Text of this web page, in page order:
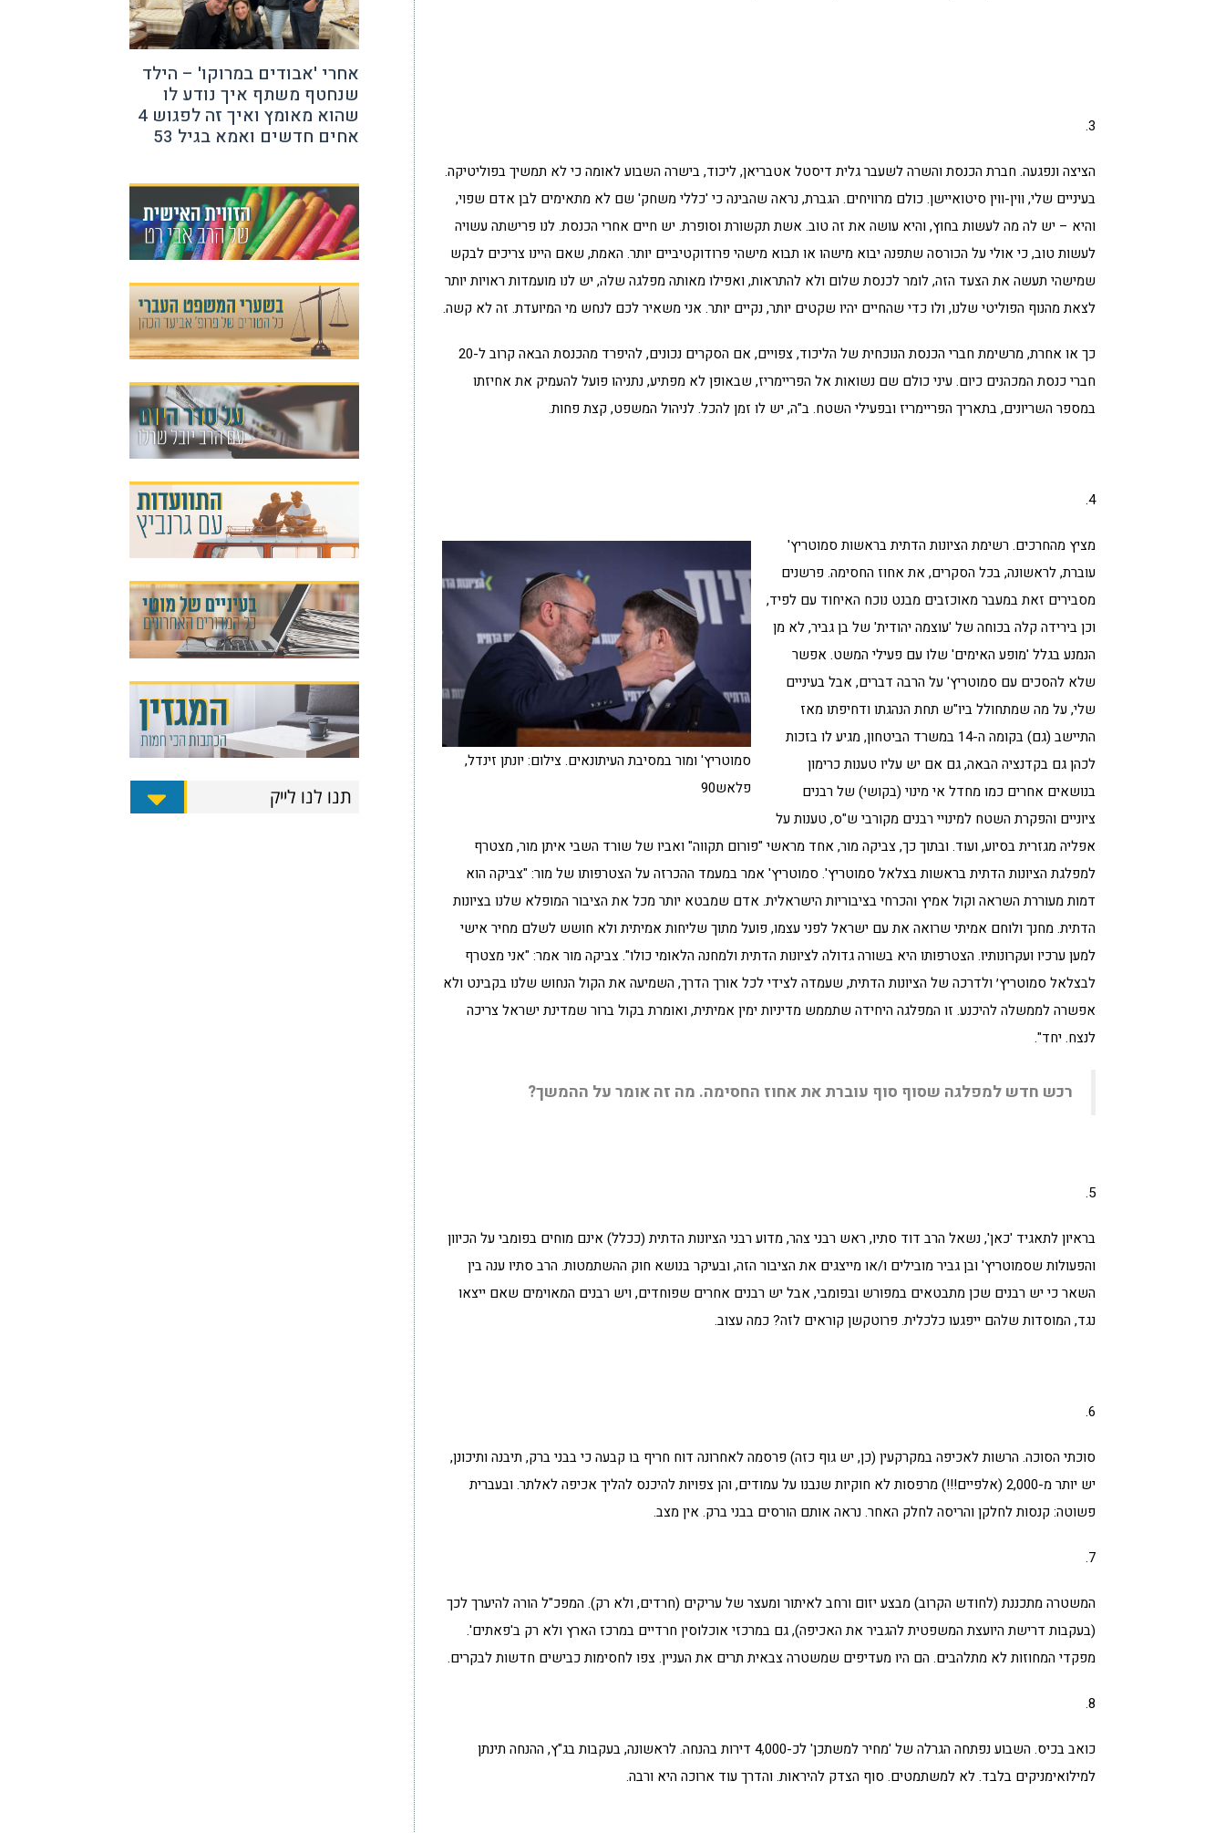
3.
הציצה ונפגעה. חברת הכנסת והשרה לשעבר גלית דיסטל אטבריאן, ליכוד, בישרה השבוע לאומה כי לא תמשיך בפוליטיקה.
בעיניים שלי, ווין-ווין סיטואיישן. כולם מרוויחים. הגברת, נראה שהבינה כי 'כללי משחק' שם לא מתאימים לבן אדם שפוי,
והיא – יש לה מה לעשות בחוץ, והיא עושה את זה טוב. אשת תקשורת וסופרת. יש חיים אחרי הכנסת. לנו פרישתה עשויה
לעשות טוב, כי אולי על הכורסה שתפנה יבוא מישהו או תבוא מישהי פרודוקטיביים יותר. האמת, שאם היינו צריכים לבקש
שמישהי תעשה את הצעד הזה, לומר לכנסת שלום ולא להתראות, ואפילו מאותה מפלגה שלה, יש לנו מועמדות ראויות יותר
לצאת מהנוף הפוליטי שלנו, ולו כדי שהחיים יהיו שקטים יותר, נקיים יותר. אני משאיר לכם לנחש מי המיועדת. זה לא קשה.
כך או אחרת, מרשימת חברי הכנסת הנוכחית של הליכוד, צפויים, אם הסקרים נכונים, להיפרד מהכנסת הבאה קרוב ל-20
חברי כנסת המכהנים כיום. עיני כולם שם נשואות אל הפריימריז, שבאופן לא מפתיע, נתניהו פועל להעמיק את אחיזתו
במספר השריונים, בתאריך הפריימריז ובפעילי השטח. ב"ה, יש לו זמן להכל. לניהול המשפט, קצת פחות.
4.
סמוטריץ' ומור במסיבת העיתונאים. צילום: יונתן זינדל,
פלאש90
מציץ מהחרכים. רשימת הציונות הדתית בראשות סמוטריץ'
עוברת, לראשונה, בכל הסקרים, את אחוז החסימה. פרשנים
מסבירים זאת במעבר מאוכזבים מבנט נוכח האיחוד עם לפיד,
וכן בירידה קלה בכוחה של 'עוצמה יהודית' של בן גביר, לא מן
הנמנע בגלל 'מופע האימים' שלו עם פעילי המשט. אפשר
שלא להסכים עם סמוטריץ' על הרבה דברים, אבל בעיניים
שלי, על מה שמתחולל ביו"ש תחת הנהגתו ודחיפתו מאז
התיישב (גם) בקומה ה-14 במשרד הביטחון, מגיע לו בזכות
לכהן גם בקדנציה הבאה, גם אם יש עליו טענות כרימון
בנושאים אחרים כמו מחדל אי מינוי (בקושי) של רבנים
ציוניים והפקרת השטח למינויי רבנים מקורבי ש"ס, טענות על
אפליה מגזרית בסיוע, ועוד. ובתוך כך, צביקה מור, אחד מראשי "פורום תקווה" ואביו של שורד השבי איתן מור, מצטרף
למפלגת הציונות הדתית בראשות בצלאל סמוטריץ'. סמוטריץ' אמר במעמד ההכרזה על הצטרפותו של מור: "צביקה הוא
דמות מעוררת השראה וקול אמיץ והכרחי בציבוריות הישראלית. אדם שמבטא יותר מכל את הציבור המופלא שלנו בציונות
הדתית. מחנך ולוחם אמיתי שרואה את עם ישראל לפני עצמו, פועל מתוך שליחות אמיתית ולא חושש לשלם מחיר אישי
למען ערכיו ועקרונותיו. הצטרפותו היא בשורה גדולה לציונות הדתית ולמחנה הלאומי כולו". צביקה מור אמר: "אני מצטרף
לבצלאל סמוטריץ׳ ולדרכה של הציונות הדתית, שעמדה לצידי לכל אורך הדרך, השמיעה את הקול הנחוש שלנו בקבינט ולא
אפשרה לממשלה להיכנע. זו המפלגה היחידה שתממש מדיניות ימין אמיתית, ואומרת בקול ברור שמדינת ישראל צריכה
לנצח. יחד".
רכש חדש למפלגה שסוף סוף עוברת את אחוז החסימה. מה זה אומר על ההמשך?
5.
בראיון לתאגיד 'כאן', נשאל הרב דוד סתיו, ראש רבני צהר, מדוע רבני הציונות הדתית (ככלל) אינם מוחים בפומבי על הכיוון
והפעולות שסמוטריץ' ובן גביר מובילים ו/או מייצגים את הציבור הזה, ובעיקר בנושא חוק ההשתמטות. הרב סתיו ענה בין
השאר כי יש רבנים שכן מתבטאים במפורש ובפומבי, אבל יש רבנים אחרים שפוחדים, ויש רבנים המאוימים שאם ייצאו
נגד, המוסדות שלהם ייפגעו כלכלית. פרוטקשן קוראים לזה? כמה עצוב.
6.
סוכתי הסוכה. הרשות לאכיפה במקרקעין (כן, יש גוף כזה) פרסמה לאחרונה דוח חריף בו קבעה כי בבני ברק, תיבנה ותיכונן,
יש יותר מ-2,000 (אלפיים!!!) מרפסות לא חוקיות שנבנו על עמודים, והן צפויות להיכנס להליך אכיפה לאלתר. ובעברית
פשוטה: קנסות לחלקן והריסה לחלק האחר. נראה אותם הורסים בבני ברק. אין מצב.
7.
המשטרה מתכננת (לחודש הקרוב) מבצע יזום ורחב לאיתור ומעצר של עריקים (חרדים, ולא רק). המפכ"ל הורה להיערך לכך
(בעקבות דרישת היועצת המשפטית להגביר את האכיפה), גם במרכזי אוכלוסין חרדיים במרכז הארץ ולא רק ב'פאתים'.
מפקדי המחוזות לא מתלהבים. הם היו מעדיפים שמשטרה צבאית תרים את העניין. צפו לחסימות כבישים חדשות לבקרים.
8.
כואב בכיס. השבוע נפתחה הגרלה של 'מחיר למשתכן' לכ-4,000 דירות בהנחה. לראשונה, בעקבות בג"ץ, ההנחה תינתן
למילואימניקים בלבד. לא למשתמטים. סוף הצדק להיראות. והדרך עוד ארוכה היא ורבה.
אחרי 'אבודים במרוקו' – הילד
שנחטף משתף איך נודע לו
שהוא מאומץ ואיך זה לפגוש 4
אחים חדשים ואמא בגיל 53
תנו לנו לייק